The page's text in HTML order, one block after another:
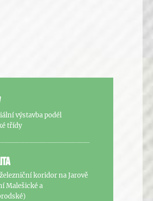
výstavba podél
třídy
koridor na Jarově
Malešické a